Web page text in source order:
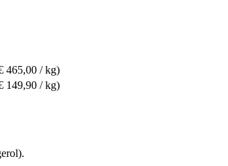
465,00 / kg)
149,90 / kg)